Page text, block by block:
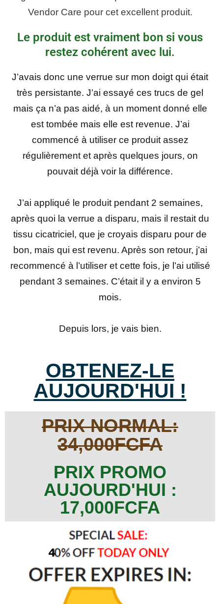
Vendor Care pour cet excellent produit.
Le produit est vraiment bon si vous
restez cohérent avec lui.
J’avais donc une verrue sur mon doigt qui était
très persistante. J’ai essayé ces trucs de gel
mais ça n’a pas aidé, à un moment donné elle
est tombée mais elle est revenue. J’ai
commencé à utiliser ce produit assez
régulièrement et après quelques jours, on
pouvait déjà voir la différence.
J’ai appliqué le produit pendant 2 semaines,
après quoi la verrue a disparu, mais il restait du
tissu cicatriciel, que je croyais disparu pour de
bon, mais qui est revenu. Après son retour, j’ai
recommencé à l’utiliser et cette fois, je l’ai utilisé
pendant 3 semaines. C’était il y a environ 5
mois.
Depuis lors, je vais bien.
OBTENEZ-LE
AUJOURD'HUI !
PRIX NORMAL:
34,000FCFA
PRIX PROMO
AUJOURD'HUI :
17,000FCFA